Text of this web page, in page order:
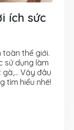
ích sức
toàn thế giới.
sử dụng làm
gà,… Vậy đâu
tìm hiểu nhé!